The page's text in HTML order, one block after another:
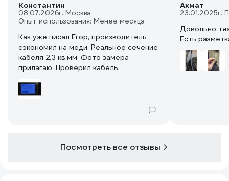
Константин
08.07.2026г. Москва
Опыт использования: Менее месяца
Как уже писал Егор, производитель
сэкономил на меди. Реальное сечение
кабеля 2,3 кв.мм. Фото замера
прилагаю. Проверил кабель
Вольтах кабель нигде не пробивается,
а сопротивление составляет порядка
пресет "медь" И длинну 50 метров.
Ахмат
23.01.2025г.
Довольно тяжёлый,
Есть
Посмотреть все отзывы